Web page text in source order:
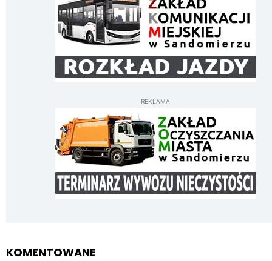
REKLAMA
KOMENTOWANE